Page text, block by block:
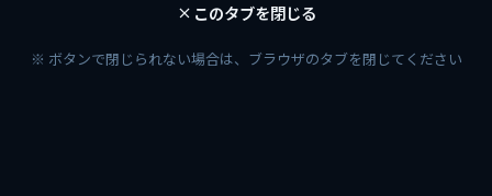
このタブを閉じる
※ ボタンで閉じられない場合は、ブラウザのタブを閉じてください